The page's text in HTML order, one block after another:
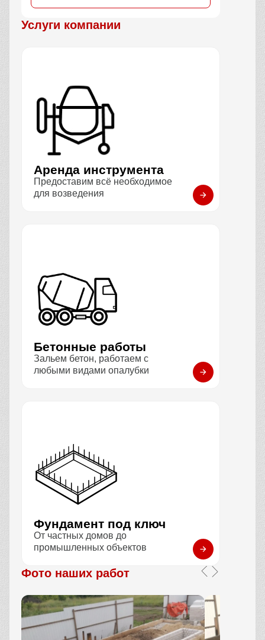
Услуги компании
Аренда инструмента
Предоставим всё необходимое
для возведения
Бетонные работы
Зальем бетон, работаем с
любыми видами опалубки
Фундамент под ключ
От частных домов до
промышленных объектов
Фото наших работ